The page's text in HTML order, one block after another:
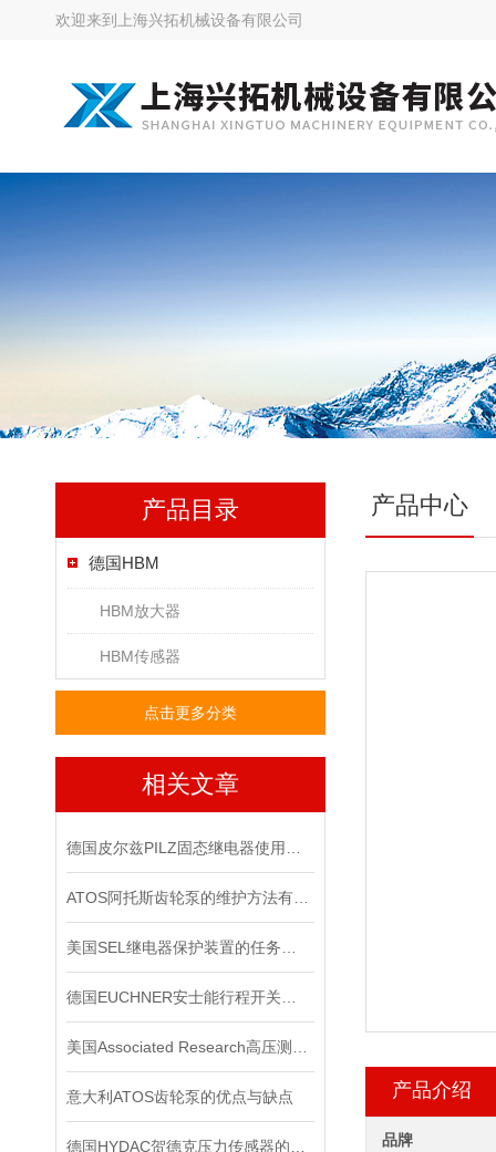
欢迎来到 上海兴拓机械设备有限公司
产品目录
德国HBM
HBM放大器
HBM传感器
点击更多分类
相关文章
意大利ATOS齿轮泵的优点与缺点
产品中心
产品介绍
品牌